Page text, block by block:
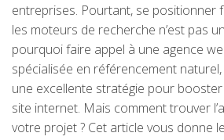
entreprises. Pourtant, se positionner
les moteurs de recherche n’est pas
pourquoi faire appel à une agence
spécialisée en référencement naturel,
une excellente stratégie pour
site internet. Mais comment trouver
votre projet ? Cet article vous donne